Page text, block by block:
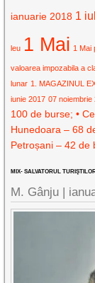
ianuarie 2018 1
leu 1 Mai 1 Mai
valoarea impozabila a
lunar 1. MAGAZINUL
iunie 2017 07 noiembrie
100 de burse; •
Hunedoara – 68
Petroșani – 42 de
MIX- SALVATORUL
M. Gânju |